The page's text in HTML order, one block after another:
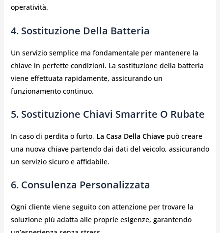
operatività.
4. Sostituzione Della Batteria
Un servizio semplice ma fondamentale per mantenere la
chiave in perfette condizioni. La sostituzione della batteria
viene effettuata rapidamente, assicurando un
funzionamento continuo.
5. Sostituzione Chiavi Smarrite O Rubate
In caso di perdita o furto, La Casa Della Chiavepuò creare
una nuova chiave partendo dai dati del veicolo, assicurando
un servizio sicuro e affidabile.
6. Consulenza Personalizzata
Ogni cliente viene seguito con attenzione per trovare la
soluzione più adatta alle proprie esigenze, garantendo